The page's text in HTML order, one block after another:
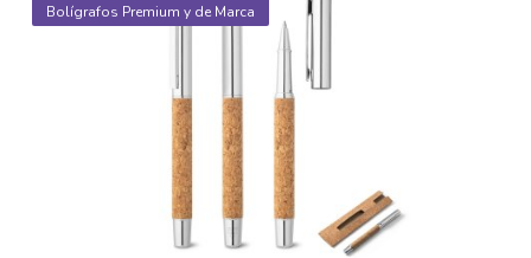
Bolígrafos Premium y de Marca